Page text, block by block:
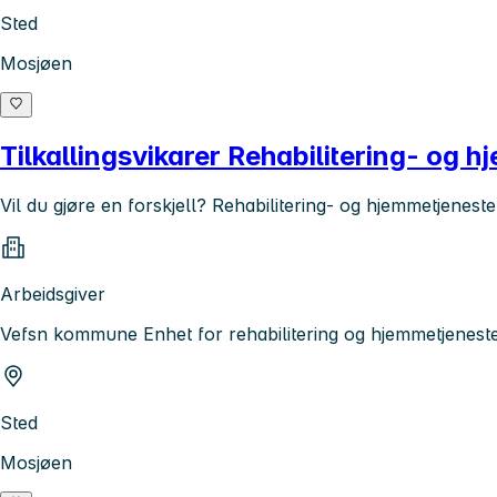
Sted
Mosjøen
Tilkallingsvikarer Rehabilitering- og
Vil du gjøre en forskjell? Rehabilitering- og
Arbeidsgiver
Vefsn kommune Enhet for rehabilitering og
Sted
Mosjøen